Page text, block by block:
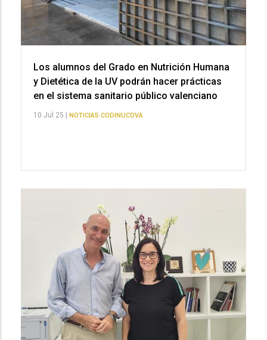
Los alumnos del Grado en Nutrición Humana
y Dietética de la UV podrán hacer prácticas
en el sistema sanitario público valenciano
10 Jul 25 | NOTICIAS CODINUCOVA